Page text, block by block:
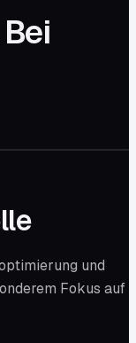
und
Fokus auf